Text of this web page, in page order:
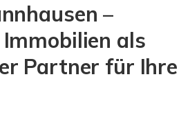
–
als
Partner für Ihre